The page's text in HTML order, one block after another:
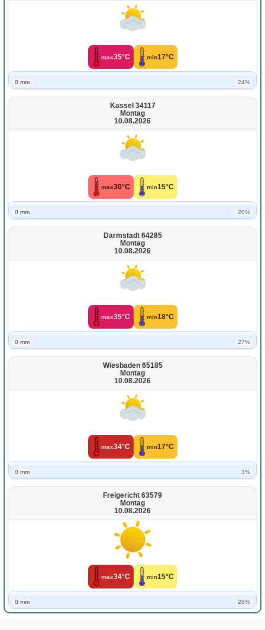
max35°C min17°C
0 mm 24%
Kassel 34117
Montag
10.08.2026
max30°C min15°C
0 mm 20%
Darmstadt 64285
Montag
10.08.2026
max35°C min18°C
0 mm 27%
Wiesbaden 65185
Montag
10.08.2026
max34°C min17°C
0 mm 3%
Freigericht 63579
Montag
10.08.2026
max34°C min15°C
0 mm 28%